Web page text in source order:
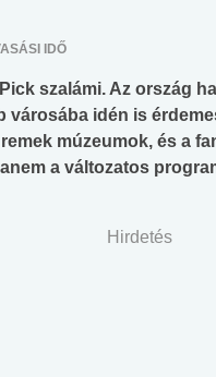
IDŐ
szalámi. Az ország
városába idén is
múzeumok, és a
a változatos
Hirdetés